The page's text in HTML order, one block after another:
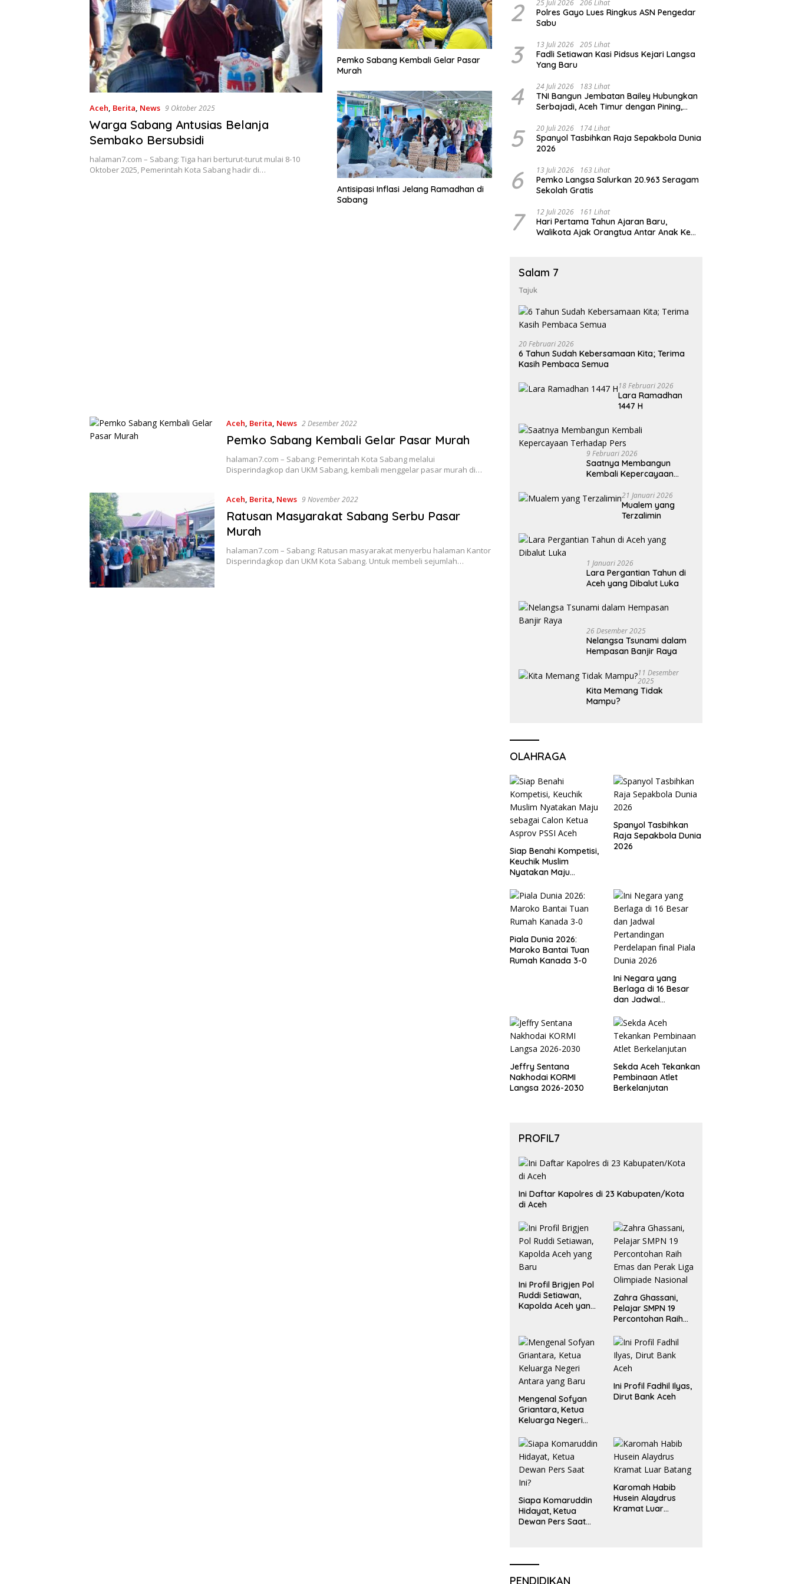
Aceh, Berita, News 9 Oktober 2025
Warga Sabang Antusias Belanja
Sembako Bersubsidi
halaman7.com – Sabang: Tiga hari berturut-turut mulai 8-10
Oktober 2025, Pemerintah Kota Sabang hadir di…
Pemko Sabang Kembali Gelar Pasar
Murah
Antisipasi Inflasi Jelang Ramadhan di
Sabang
Aceh, Berita, News 2 Desember 2022
Pemko Sabang Kembali Gelar Pasar Murah
halaman7.com – Sabang: Pemerintah Kota Sabang melalui
Disperindagkop dan UKM Sabang, kembali menggelar pasar murah di…
Aceh, Berita, News 9 November 2022
Ratusan Masyarakat Sabang Serbu Pasar
Murah
halaman7.com – Sabang: Ratusan masyarakat menyerbu halaman Kantor
Disperindagkop dan UKM Kota Sabang. Untuk membeli sejumlah…
2 25 Juli 2026 206 Lihat
Polres Gayo Lues Ringkus ASN Pengedar
Sabu
3 13 Juli 2026 205 Lihat
Fadli Setiawan Kasi Pidsus Kejari Langsa
Yang Baru
4 24 Juli 2026 183 Lihat
TNI Bangun Jembatan Bailey Hubungkan
Serbajadi, Aceh Timur dengan Pining,
5 20 Juli 2026 174 Lihat
Spanyol Tasbihkan Raja Sepakbola Dunia
2026
6 13 Juli 2026 163 Lihat
Pemko Langsa Salurkan 20.963 Seragam
Sekolah Gratis
7 12 Juli 2026 161 Lihat
Hari Pertama Tahun Ajaran Baru,
Walikota Ajak Orangtua Antar Anak Ke
Salam 7
Tajuk
20 Februari 2026
6 Tahun Sudah Kebersamaan Kita; Terima
Kasih Pembaca Semua
18 Februari 2026
Lara Ramadhan
1447 H
9 Februari 2026
Saatnya Membangun
Kembali Kepercayaan
21 Januari 2026
Mualem yang
Terzalimin
1 Januari 2026
Lara Pergantian Tahun di
Aceh yang Dibalut Luka
26 Desember 2025
Nelangsa Tsunami dalam
Hempasan Banjir Raya
11 Desember
2025
Kita Memang Tidak
Mampu?
OLAHRAGA
Siap Benahi Kompetisi,
Keuchik Muslim
Nyatakan Maju
Asprov PSSI Aceh
Spanyol Tasbihkan
Raja Sepakbola Dunia
2026
Piala Dunia 2026:
Maroko Bantai Tuan
Rumah Kanada 3-0
Ini Negara yang
Berlaga di 16 Besar
dan Jadwal
Perdelapan final Piala
Dunia 2026
Jeffry Sentana
Nakhodai KORMI
Langsa 2026-2030
Sekda Aceh Tekankan
Pembinaan Atlet
Berkelanjutan
PROFIL7
Ini Daftar Kapolres di 23 Kabupaten/Kota
di Aceh
Ini Profil Brigjen Pol
Ruddi Setiawan,
Kapolda Aceh yang
Zahra Ghassani,
Pelajar SMPN 19
Percontohan Raih
Liga Olimpiade
Nasional
Mengenal Sofyan
Griantara, Ketua
Keluarga Negeri
Ini Profil Fadhil Ilyas,
Dirut Bank Aceh
Siapa Komaruddin
Hidayat, Ketua
Dewan Pers Saat
Karomah Habib
Husein Alaydrus
Kramat Luar
PENDIDIKAN